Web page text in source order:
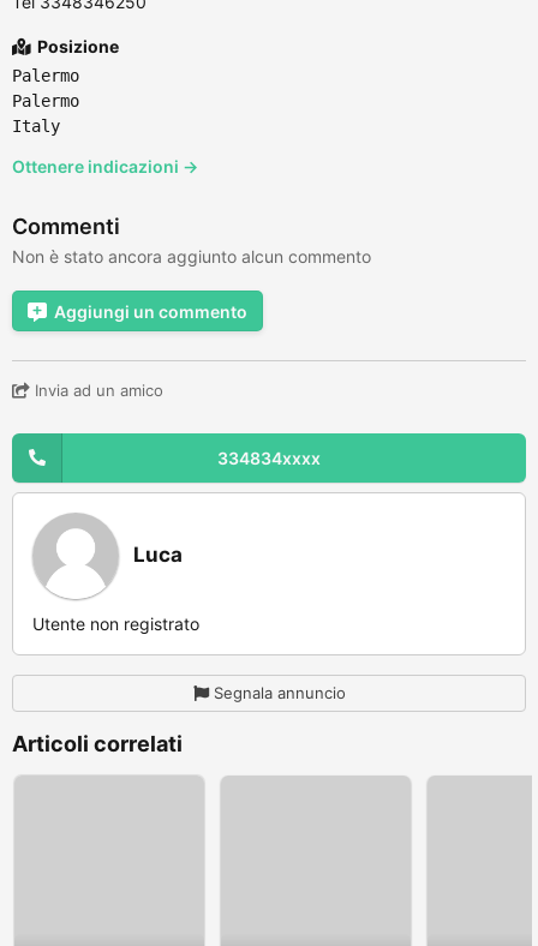
Posizione
Palermo
Palermo
Italy
Ottenere indicazioni →
Commenti
Non è stato ancora aggiunto alcun commento
Aggiungi un commento
Invia ad un amico
334834xxxx
Luca
Utente non registrato
Segnala annuncio
Articoli correlati